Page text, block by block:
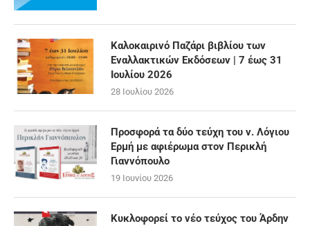
Καλοκαιρινό Παζάρι βιβλίου των
Εναλλακτικών Εκδόσεων | 7 έως 31
Ιουλίου 2026
28 Ιουλίου 2026
Προσφορά τα δύο τεύχη του ν. Λόγιου
Ερμή με αφιέρωμα στον Περικλή
Γιαννόπουλο
19 Ιουνίου 2026
Κυκλοφορεί το νέο τεύχος του Άρδην